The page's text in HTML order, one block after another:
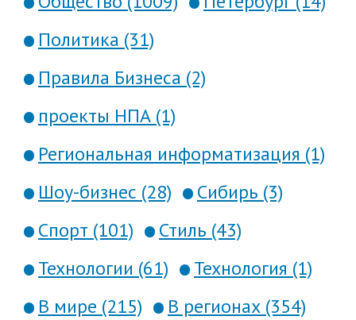
Политика (31)
Правила Бизнеса (2)
проекты НПА (1)
Региональная информатизация (1)
Шоу-бизнес (28)
Сибирь (3)
Спорт (101)
Стиль (43)
Технологии (61)
Технология (1)
В мире (215)
В регионах (354)